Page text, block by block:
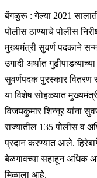
बेंगळुरू : गेल्या 2021
पोलीस ठाण्याचे पोलीस
मुख्यमंत्री सुवर्ण पदकाने
उगादी अर्थात
सुवर्णपदक पुरस्कार
या विशेष सोहळ्यात
विजयकुमार शिन्नूर यांना
राज्यातील 135 पोलीस व
प्रदान करण्यात आले.
बेळगावच्या सहाहून अधिक
मिळाला आहे.